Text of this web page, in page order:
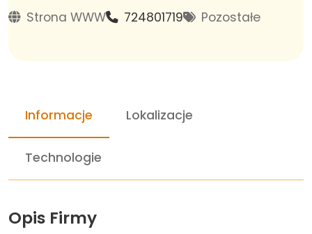
Strona WWW 724801719 Pozostałe
Informacje Lokalizacje
Technologie
Opis Firmy